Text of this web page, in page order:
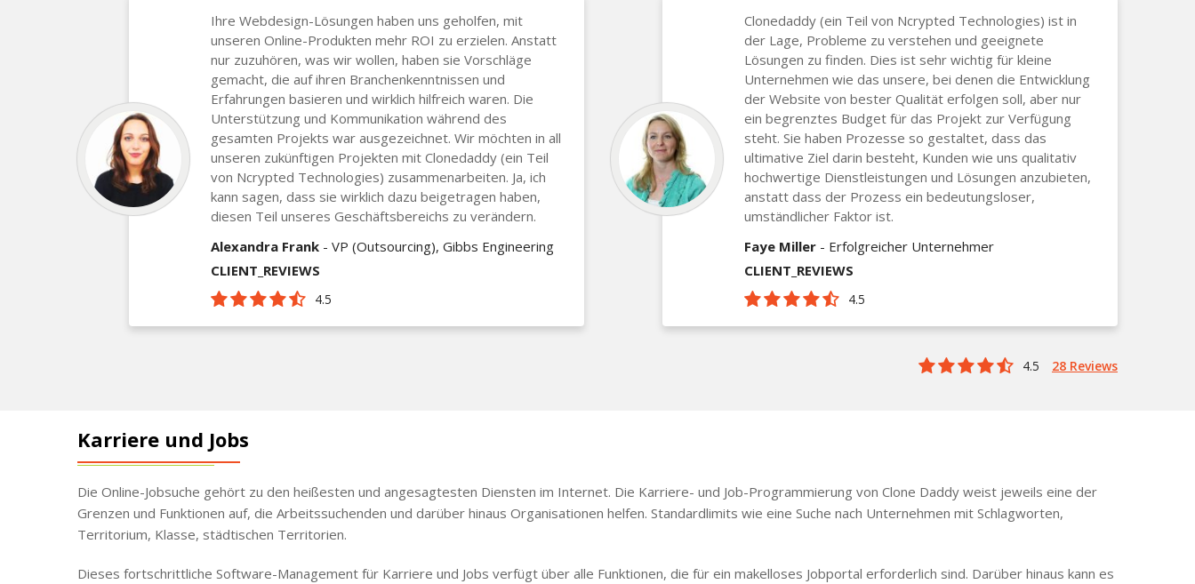
Ihre Webdesign-Lösungen haben uns geholfen, mit
unseren Online-Produkten mehr ROI zu erzielen. Anstatt
nur zuzuhören, was wir wollen, haben sie Vorschläge
gemacht, die auf ihren Branchenkenntnissen und
Erfahrungen basieren und wirklich hilfreich waren. Die
Unterstützung und Kommunikation während des
gesamten Projekts war ausgezeichnet. Wir möchten in all
unseren zukünftigen Projekten mit Clonedaddy (ein Teil
von Ncrypted Technologies) zusammenarbeiten. Ja, ich
kann sagen, dass sie wirklich dazu beigetragen haben,
diesen Teil unseres Geschäftsbereichs zu verändern.
Alexandra Frank - VP (Outsourcing), Gibbs Engineering
CLIENT_REVIEWS
4.5
Clonedaddy (ein Teil von Ncrypted Technologies) ist in
der Lage, Probleme zu verstehen und geeignete
Lösungen zu finden. Dies ist sehr wichtig für kleine
Unternehmen wie das unsere, bei denen die Entwicklung
der Website von bester Qualität erfolgen soll, aber nur
ein begrenztes Budget für das Projekt zur Verfügung
steht. Sie haben Prozesse so gestaltet, dass das
ultimative Ziel darin besteht, Kunden wie uns qualitativ
hochwertige Dienstleistungen und Lösungen anzubieten,
anstatt dass der Prozess ein bedeutungsloser,
umständlicher Faktor ist.
Faye Miller - Erfolgreicher Unternehmer
CLIENT_REVIEWS
4.5
4.5 28 Reviews
Karriere und Jobs
Die Online-Jobsuche gehört zu den heißesten und angesagtesten Diensten im Internet. Die Karriere- und Job-Programmierung von Clone Daddy weist jeweils eine der
Grenzen und Funktionen auf, die Arbeitssuchenden und darüber hinaus Organisationen helfen. Standardlimits wie eine Suche nach Unternehmen mit Schlagworten,
Territorium, Klasse, städtischen Territorien.
Dieses fortschrittliche Software-Management für Karriere und Jobs verfügt über alle Funktionen, die für ein makelloses Jobportal erforderlich sind. Darüber hinaus kann es